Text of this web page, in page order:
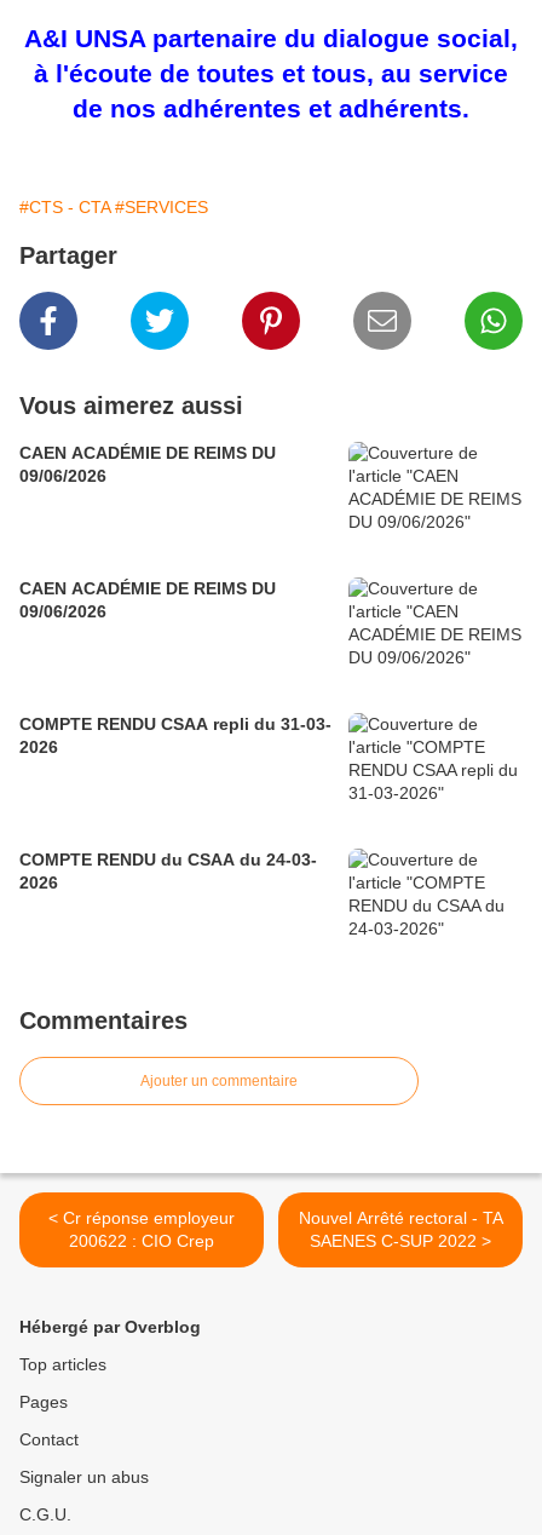
A&I UNSA partenaire du dialogue social,
à l'écoute de toutes et tous, au service
de nos adhérentes et adhérents.
#CTS - CTA #SERVICES
Partager
Vous aimerez aussi
CAEN ACADÉMIE DE REIMS DU
09/06/2026
CAEN ACADÉMIE DE REIMS DU
09/06/2026
COMPTE RENDU CSAA repli du 31-03-
2026
COMPTE RENDU du CSAA du 24-03-
2026
Commentaires
Ajouter un commentaire
< Cr réponse employeur
200622 : CIO Crep
Nouvel Arrêté rectoral - TA
SAENES C-SUP 2022 >
Hébergé par Overblog
Top articles
Pages
Contact
Signaler un abus
C.G.U.